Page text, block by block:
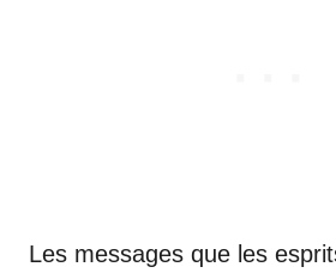
Les messages que les